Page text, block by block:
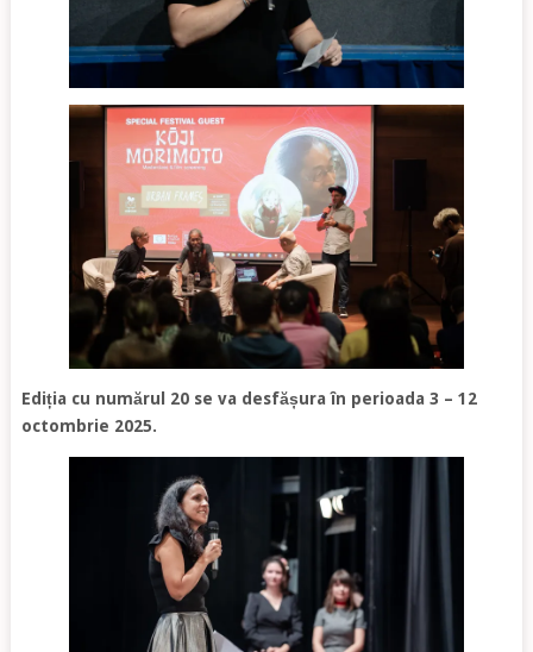
Ediția cu numărul 20 se va desfășura în perioada 3 – 12
octombrie 2025.